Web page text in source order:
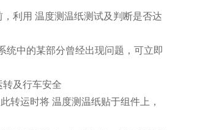
利用 温度测温纸测试及判断是否达
统中的某部分曾经出现问题，可立即
及行车安全
转运时将 温度测温纸贴于组件上，